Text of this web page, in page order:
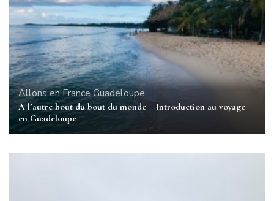
Allons en FranceGuadeloupe
A l’autre bout du bout du monde – Introduction au voyage
en Guadeloupe